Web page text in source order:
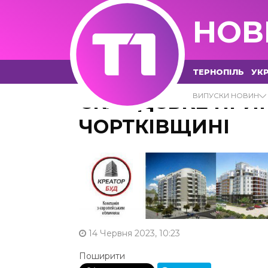
ТЕРНОПІЛЬ
ВИПУСКИ НОВИН
СКЛАДСЬКЕ
ЧОРТКІВЩИНІ
14 Червня 2023, 10:23
Поширити